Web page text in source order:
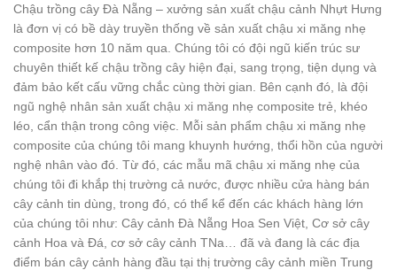
Chậu trồng cây Đà Nẵng – xưởng sản xuất chậu cảnh Nhựt Hưng
là đơn vị có bề dày truyền thống về sản xuất chậu xi măng nhẹ
composite hơn 10 năm qua. Chúng tôi có đội ngũ kiến trúc sư
chuyên thiết kế chậu trồng cây hiện đại, sang trọng, tiện dụng và
đảm bảo kết cấu vững chắc cùng thời gian. Bên cạnh đó, là đội
ngũ nghệ nhân sản xuất chậu xi măng nhẹ composite trẻ, khéo
léo, cẩn thận trong công việc. Mỗi sản phẩm chậu xi măng nhẹ
composite của chúng tôi mang khuynh hướng, thổi hồn của người
nghệ nhân vào đó. Từ đó, các mẫu mã chậu xi măng nhẹ của
chúng tôi đi khắp thị trường cả nước, được nhiều cửa hàng bán
cây cảnh tin dùng, trong đó, có thể kể đến các khách hàng lớn
của chúng tôi như: Cây cảnh Đà Nẵng Hoa Sen Việt, Cơ sở cây
cảnh Hoa và Đá, cơ sở cây cảnh TNa… đã và đang là các địa
điểm bán cây cảnh hàng đầu tại thị trường cây cảnh miền Trung